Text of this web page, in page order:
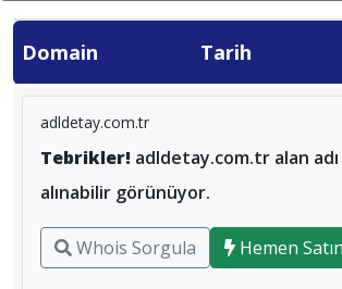
Domain Tarih
adldetay.com.tr
Tebrikler! adldetay.com.tr alan adı
alınabilir görünüyor.
Whois Sorgula Hemen